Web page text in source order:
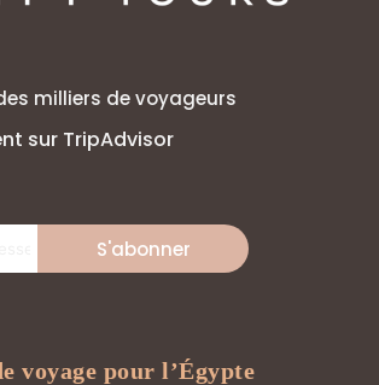
milliers de voyageurs
sur TripAdvisor
S'abonner
voyage pour l’Égypte